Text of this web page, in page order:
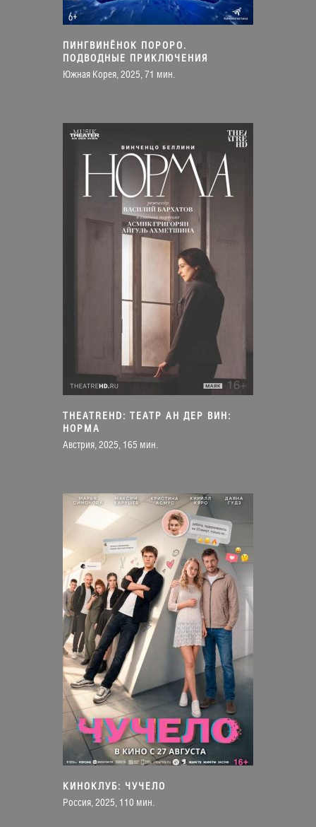
ПИНГВИНЁНОК ПОРОРО.
ПОДВОДНЫЕ ПРИКЛЮЧЕНИЯ
Южная Корея, 2025, 71 мин.
THEATREHD: ТЕАТР АН ДЕР ВИН:
НОРМА
Австрия, 2025, 165 мин.
КИНОКЛУБ: ЧУЧЕЛО
Россия, 2025, 110 мин.